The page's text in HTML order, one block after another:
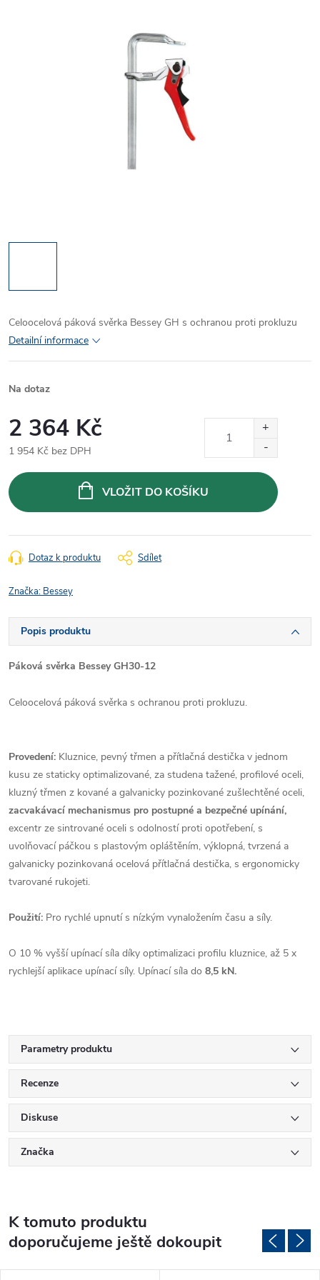
Celoocelová páková svěrka Bessey GH s ochranou proti prokluzu
Detailní informace
Na dotaz
2 364 Kč
1 954 Kč bez DPH
cena:
VLOŽIT DO KOŠÍKU
Dotaz k produktu Sdílet
Značka: Bessey
Popis produktu
Páková svěrka Bessey GH30-12
Celoocelová páková svěrka s ochranou proti prokluzu.
Provedení: Kluznice, pevný třmen a přítlačná destička v jednom
kusu ze staticky optimalizované, za studena tažené, profilové oceli,
kluzný třmen z kované a galvanicky pozinkované zušlechtěné oceli,
zacvakávací mechanismus pro postupné a bezpečné upínání,
excentr ze sintrované oceli s odolností proti opotřebení, s
uvolňovací páčkou s plastovým opláštěním, výklopná, tvrzená a
galvanicky pozinkovaná ocelová přítlačná destička, s ergonomicky
tvarované rukojeti.
Použití: Pro rychlé upnutí s nízkým vynaložením času a síly.
O 10 % vyšší upínací síla díky optimalizaci profilu kluznice, až 5 x
rychlejší aplikace upínací síly. Upínací síla do 8,5 kN.
Parametry produktu
Recenze
Diskuse
Značka
K tomuto produktu
doporučujeme ještě dokoupit